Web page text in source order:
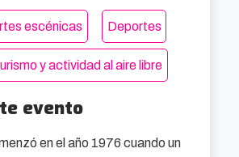
escénicas Deportes
y actividad al aire libre
evento
en el año 1976 cuando un